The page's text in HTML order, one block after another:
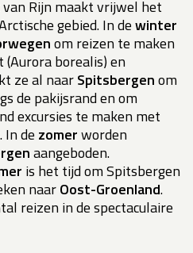
Rijn maakt vrijwel het
gebied. In dewinter
om reizen te maken
borealis) en
ze al naarSpitsbergenom
de pakijsrand en om
excursies te maken met
In de zomerworden
aangeboden.
is het tijd om Spitsbergen
naarOost-Groenland.
reizen in de spectaculaire